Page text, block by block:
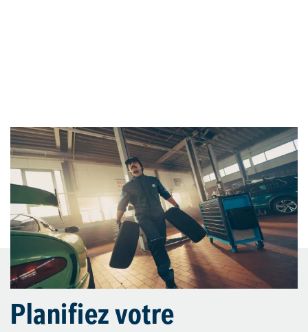
Planifiez votre